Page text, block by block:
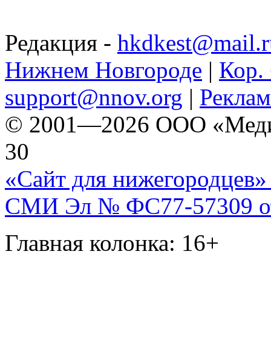
Редакция -
Нижнем Новгороде | Кор.
support@nnov.org |
© 2001—2026 ООО
30
«Сайт для нижегородцев»
СМИ Эл № ФС77-57309
Главная колонка: 16+